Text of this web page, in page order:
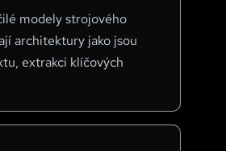
modely strojového
architektury jako jsou
extrakci klíčových